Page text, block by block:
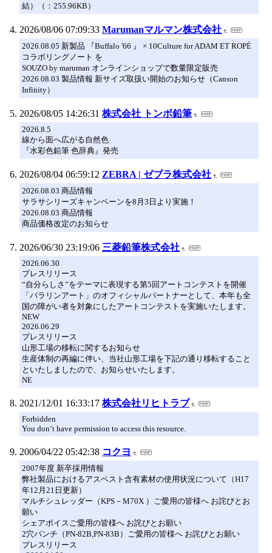
結）（：255.96KB）
2026/08/06 07:09:33 Marumanマルマン株式会社
2026.08.05 新製品 『Buffalo '66 』 × 10Culture for ADAM ET ROPÉ
コラボリングノート を
SOUZO by maruman オンラインショップで数量限定販売
2026.08.03 製品情報 新サイズ取扱い開始のお知らせ（Canson
Infinity）
2026/08/05 14:26:31 株式会社 トンボ鉛筆
2026.8.5
線から面へ広がる自然色
『水彩色鉛筆 色辞典』発売
2026/08/04 06:59:12 ZEBRA | ゼブラ株式会社
2026.08.03 商品情報
サラサシリーズキャンペーンを8月3日より実施！
2026.08.03 商品情報
商品価格改定のお知らせ
2026/06/30 23:19:06 三菱鉛筆株式会社
2026.06.30
プレスリリース
“自分らしさ”をテーマに表現する第5回アートコンテストを開催
「パラリンアート」のオフィシャルパートナーとして、本年も全
国の障がい者を対象にしたアートコンテストを実施いたします。
NEW
2026.06.29
プレスリリース
山形工場の移転に関するお知らせ
生産体制の再編に伴い、当社山形工場を下記の通り移転すること
といたしましたので、お知らせいたします。
NE
2021/12/01 16:33:17 株式会社リヒトラブ
Forbidden
You don’t have permission to access this resource.
2006/04/22 05:42:38 コクヨ
2007年度 新卒採用情報
弊社製品におけるアスベスト含有素材の使用状況について（H17
年12月21日更新）
マルチシュレッダー（KPS－M70X ）ご愛用の皆様へ お詫びとお
願い
シェアボイスご愛用の皆様へ お詫びとお願い
2穴パンチ（PN-82B,PN-83B）ご愛用の皆様へ お詫びとお願い
プレスリリース